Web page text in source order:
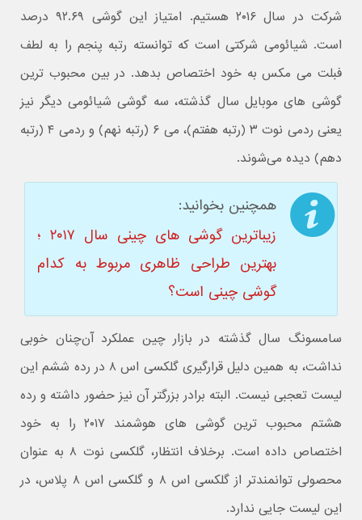
شرکت در سال ۲۰۱۶ هستیم. امتیاز این گوشی ۹۲.۶۹ درصد
است. شیائومی شرکتی است که توانسته رتبه پنجم را به لطف
فبلت می مکس به خود اختصاص بدهد. در بین محبوب ترین
گوشی های موبایل سال گذشته، سه گوشی شیائومی دیگر نیز
یعنی ردمی نوت ۳ (رتبه هفتم)، می ۶ (رتبه نهم) و ردمی ۴ (رتبه
دهم) دیده می‌شوند.
همچنین بخوانید:
زیباترین گوشی های چینی سال ۲۰۱۷ ؛
بهترین طراحی ظاهری مربوط به کدام
گوشی چینی است؟
سامسونگ سال گذشته در بازار چین عملکرد آن‌چنان خوبی
نداشت، به همین دلیل قرارگیری گلکسی اس ۸ در رده ششم این
لیست تعجبی نیست. البته برادر بزرگتر آن نیز حضور داشته و رده
هشتم محبوب ترین گوشی های هوشمند ۲۰۱۷ را به خود
اختصاص داده است. برخلاف انتظار، گلکسی نوت ۸ به عنوان
محصولی توانمندتر از گلکسی اس ۸ و گلکسی اس ۸ پلاس، در
این لیست جایی ندارد.